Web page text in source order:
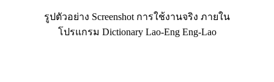
รูปตัวอย่าง Screenshot การใช้งานจริง ภายใน
โปรแกรม Dictionary Lao-Eng Eng-Lao